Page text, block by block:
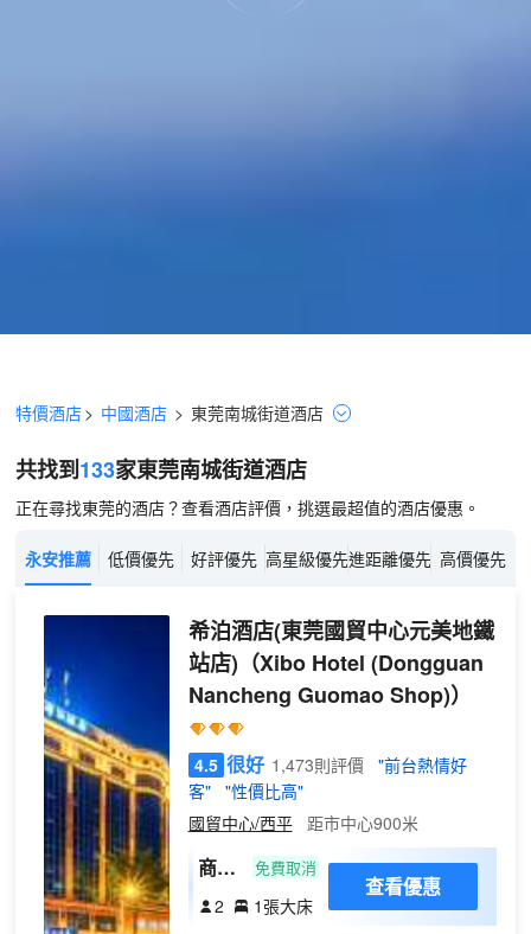
特價酒店> 中國酒店 > 東莞南城街道酒店
共找到133家東莞南城街道酒店
正在尋找東莞的酒店？查看酒店評價，挑選最超值的酒店優惠。
永安推薦 低價優先 好評優先 高星級優先進距離優先 高價優先
希泊酒店(東莞國貿中心元美地鐵
站店) （Xibo Hotel (Dongguan
Nancheng Guomao Shop)）
4.5 很好 1,473則評價
"前台熱情好
客"
"性價比高"
國貿中心/西平
距市中心900米
商務
大床
免費取消
2 1張大床
查看優惠